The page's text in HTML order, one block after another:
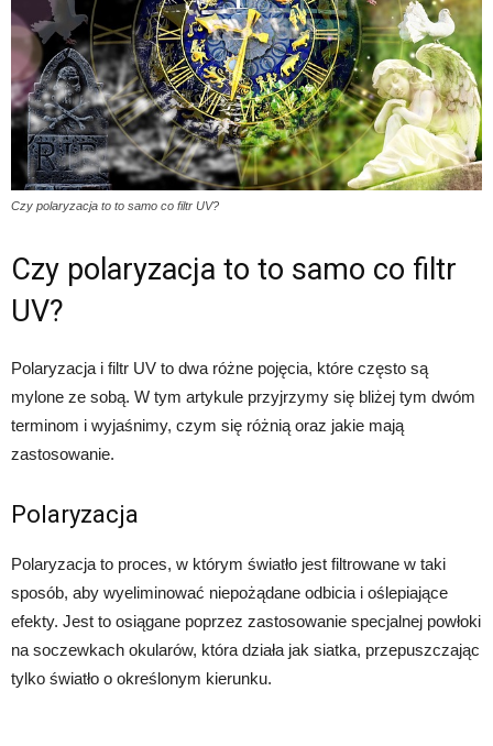
Czy polaryzacja to to samo co filtr UV?
Czy polaryzacja to to samo co filtr
UV?
Polaryzacja i filtr UV to dwa różne pojęcia, które często są
mylone ze sobą. W tym artykule przyjrzymy się bliżej tym dwóm
terminom i wyjaśnimy, czym się różnią oraz jakie mają
zastosowanie.
Polaryzacja
Polaryzacja to proces, w którym światło jest filtrowane w taki
sposób, aby wyeliminować niepożądane odbicia i oślepiające
efekty. Jest to osiągane poprzez zastosowanie specjalnej powłoki
na soczewkach okularów, która działa jak siatka, przepuszczając
tylko światło o określonym kierunku.